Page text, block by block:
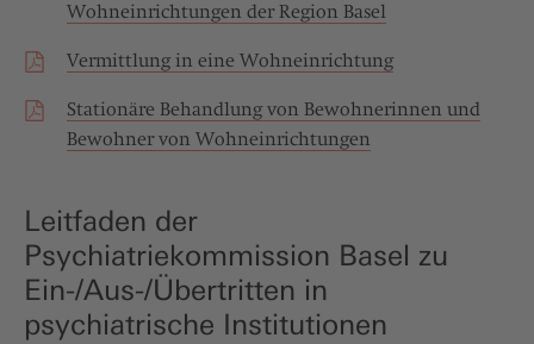
Wohneinrichtungen der Region Basel
Vermittlung in eine Wohneinrichtung
Stationäre Behandlung von Bewohnerinnen und
Bewohner von Wohneinrichtungen
Leitfaden der
Psychiatriekommission Basel zu
Ein-/Aus-/Übertritten in
psychiatrische Institutionen